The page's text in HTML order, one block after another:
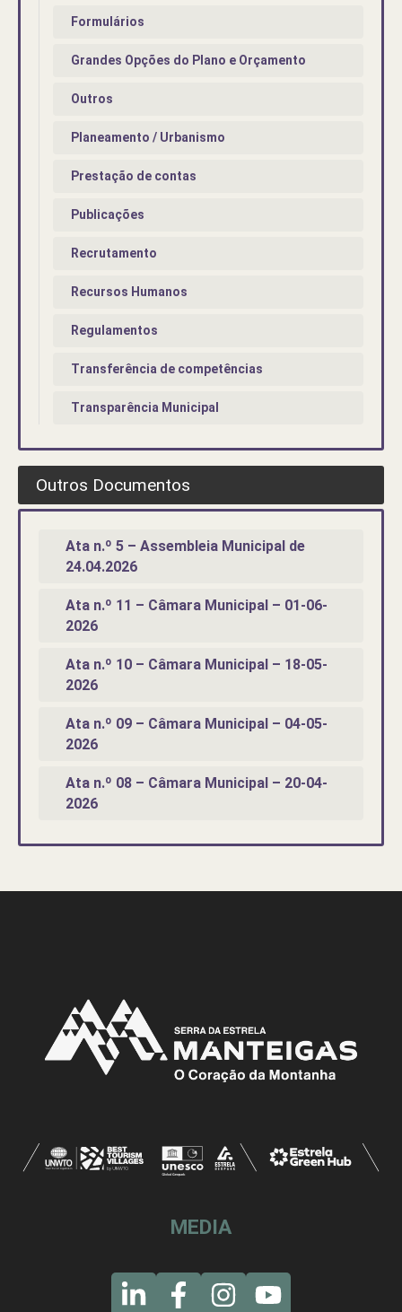
Formulários
Grandes Opções do Plano e Orçamento
Outros
Planeamento / Urbanismo
Prestação de contas
Publicações
Recrutamento
Recursos Humanos
Regulamentos
Transferência de competências
Transparência Municipal
Outros Documentos
Ata n.º 5 – Assembleia Municipal de
24.04.2026
Ata n.º 11 – Câmara Municipal – 01-06-
2026
Ata n.º 10 – Câmara Municipal – 18-05-
2026
Ata n.º 09 – Câmara Municipal – 04-05-
2026
Ata n.º 08 – Câmara Municipal – 20-04-
2026
MEDIA